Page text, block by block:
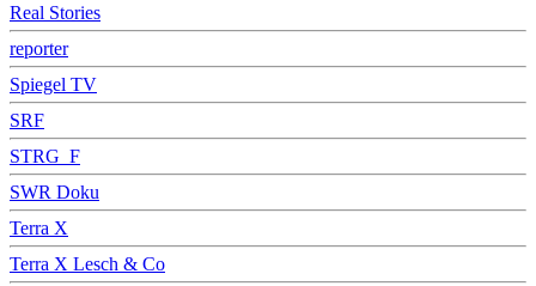
Real Stories
reporter
Spiegel TV
SRF
STRG_F
SWR Doku
Terra X
Terra X Lesch & Co